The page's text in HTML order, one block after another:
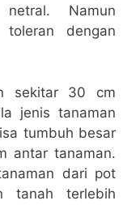
Namun
dengan
sekitar 30 cm
jenis tanaman
tumbuh besar
antar tanaman.
dari pot
tanah terlebih